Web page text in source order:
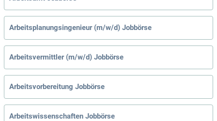
Arbeitsplanungsingenieur (m/w/d) Jobbörse
Arbeitsvermittler (m/w/d) Jobbörse
Arbeitsvorbereitung Jobbörse
Arbeitswissenschaften Jobbörse